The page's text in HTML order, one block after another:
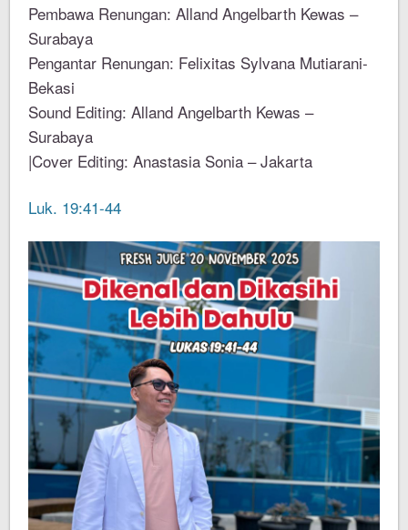
Pembawa Renungan: Alland Angelbarth Kewas –
Surabaya
Pengantar Renungan: Felixitas Sylvana Mutiarani-
Bekasi
Sound Editing: Alland Angelbarth Kewas –
Surabaya
|Cover Editing: Anastasia Sonia – Jakarta
Luk. 19:41-44